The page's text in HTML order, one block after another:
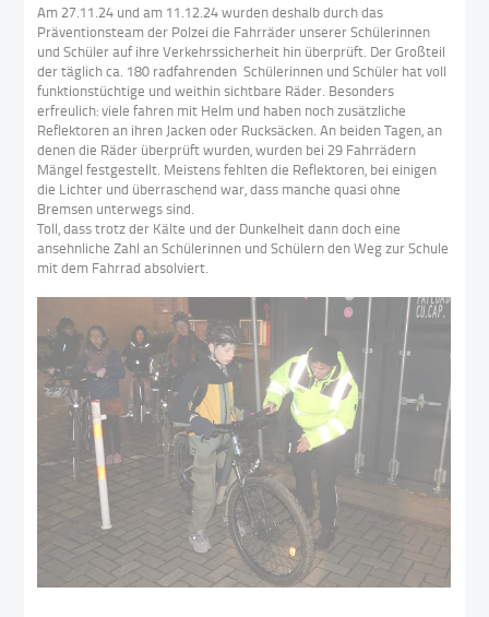
Am 27.11.24 und am 11.12.24 wurden deshalb durch das
Präventionsteam der Polzei die Fahrräder unserer Schülerinnen
und Schüler auf ihre Verkehrssicherheit hin überprüft. Der Großteil
der täglich ca. 180 radfahrenden Schülerinnen und Schüler hat voll
funktionstüchtige und weithin sichtbare Räder. Besonders
erfreulich: viele fahren mit Helm und haben noch zusätzliche
Reflektoren an ihren Jacken oder Rucksäcken. An beiden Tagen, an
denen die Räder überprüft wurden, wurden bei 29 Fahrrädern
Mängel festgestellt. Meistens fehlten die Reflektoren, bei einigen
die Lichter und überraschend war, dass manche quasi ohne
Bremsen unterwegs sind.
Toll, dass trotz der Kälte und der Dunkelheit dann doch eine
ansehnliche Zahl an Schülerinnen und Schülern den Weg zur Schule
mit dem Fahrrad absolviert.